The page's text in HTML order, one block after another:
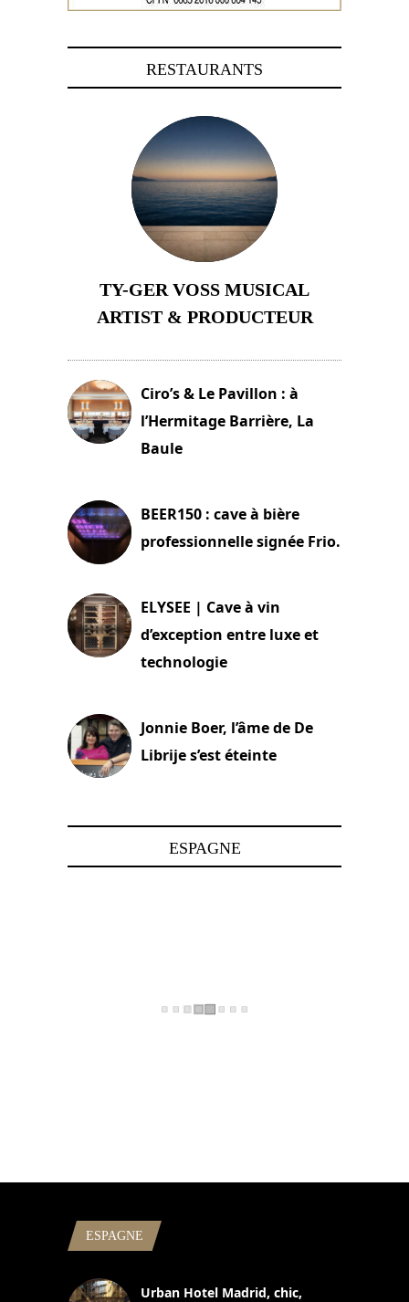
RESTAURANTS
TY-GER VOSS MUSICAL
ARTIST & PRODUCTEUR
Ciro’s & Le Pavillon : à
l’Hermitage Barrière, La
Baule
BEER150 : cave à bière
professionnelle signée Frio.
ELYSEE | Cave à vin
d’exception entre luxe et
technologie
Jonnie Boer, l’âme de De
Librije s’est éteinte
ESPAGNE
ESPAGNE
Urban Hotel Madrid, chic,